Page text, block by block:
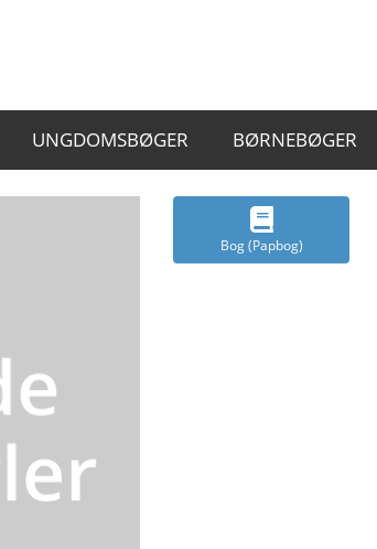
UNGDOMSBØGER BØRNEBØGER
Bog (Papbog)